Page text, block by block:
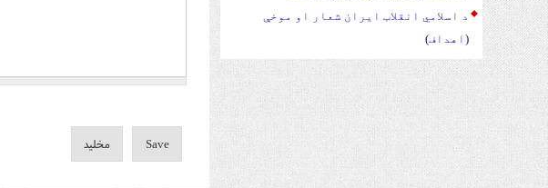
د اسلامي انقلاب ایران شعار او موخې
(اهداف)